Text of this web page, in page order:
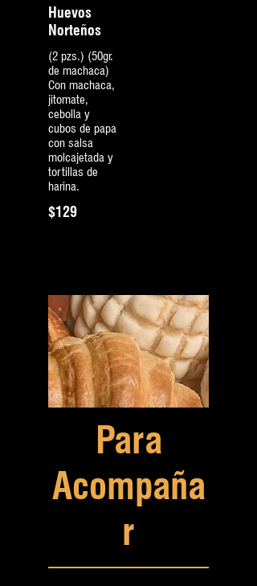
Huevos
Norteños
(2 pzs.) (50gr.
de machaca)
Con machaca,
jitomate,
cebolla y
cubos de papa
con salsa
molcajetada y
tortillas de
harina.
$129
Para
Acompaña
r